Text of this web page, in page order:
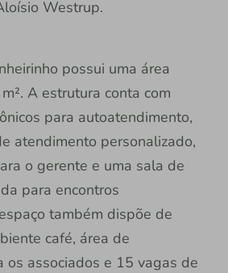
Westrup.
possui uma área
A estrutura conta com
para autoatendimento,
atendimento personalizado,
o gerente e uma sala de
para encontros
também dispõe de
café, área de
os associados e 15 vagas de